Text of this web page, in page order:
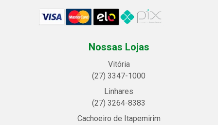
Nossas Lojas
Vitória
(27) 3347-1000
Linhares
(27) 3264-8383
Cachoeiro de Itapemirim